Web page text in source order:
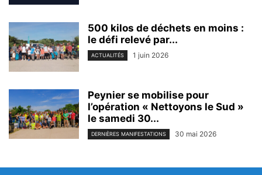
500 kilos de déchets en moins :
le défi relevé par...
ACTUALITÉS 1 juin 2026
Peynier se mobilise pour
l’opération « Nettoyons le Sud »
le samedi 30...
DERNIÈRES MANIFESTATIONS 30 mai 2026